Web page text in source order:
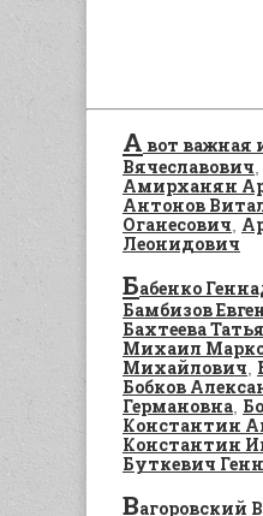
А вот
Вячеславович
Амирханян
Антонов
Оганесович
Леонидович
Бабенко
Бамбизов
Бахтеева
Михаил
Михайлович
Бобков
Германовна
Константин
Константин
Буткевич
Вагоровский